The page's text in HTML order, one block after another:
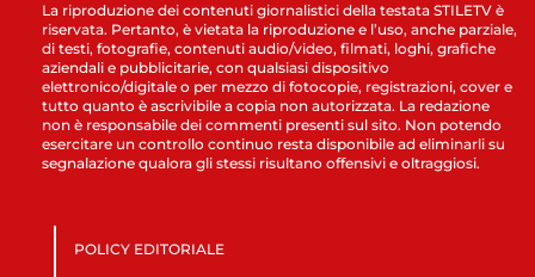
La riproduzione dei contenuti giornalistici della testata STILETV è
riservata. Pertanto, è vietata la riproduzione e l’uso, anche parziale,
di testi, fotografie, contenuti audio/video, filmati, loghi, grafiche
aziendali e pubblicitarie, con qualsiasi dispositivo
elettronico/digitale o per mezzo di fotocopie, registrazioni, cover e
tutto quanto è ascrivibile a copia non autorizzata. La redazione
non è responsabile dei commenti presenti sul sito. Non potendo
esercitare un controllo continuo resta disponibile ad eliminarli su
segnalazione qualora gli stessi risultano offensivi e oltraggiosi.
POLICY EDITORIALE